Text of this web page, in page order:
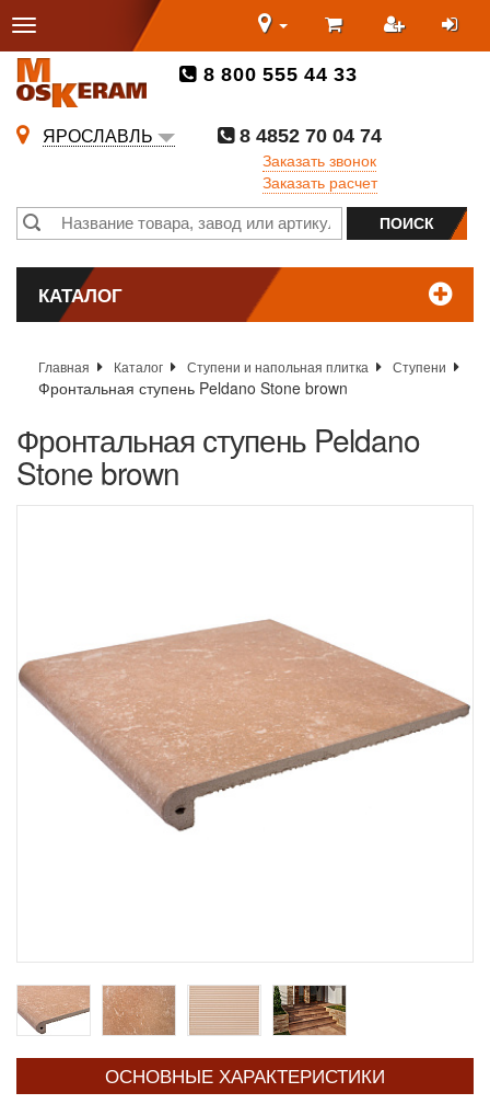
8 800 555 44 33
ЯРОСЛАВЛЬ
8 4852 70 04 74
Заказать звонок
Заказать расчет
КАТАЛОГ
Главная Каталог Ступени и напольная плитка Ступени
Фронтальная ступень Peldano Stone brown
Фронтальная ступень Peldano
Stone brown
ОСНОВНЫЕ ХАРАКТЕРИСТИКИ